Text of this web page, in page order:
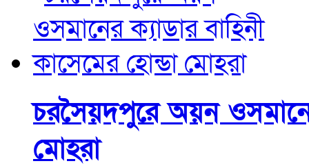
চরসৈয়দপুরে অয়ন
মোহরা